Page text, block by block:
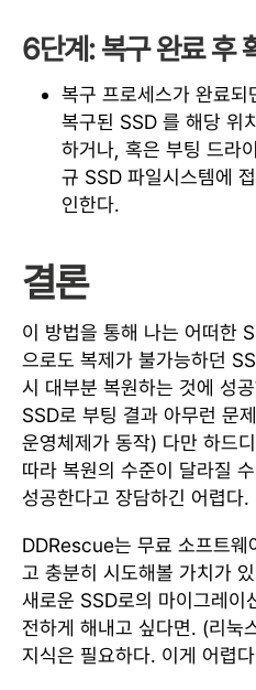
6단계: 복구 완료 후
복구 프로세스가 완료되
복구된 SSD 를 해당 위
하거나, 혹은 부팅 드라
규 SSD 파일시스템에
인한다.
결론
이 방법을 통해 나는 어떠한
으로도 복제가 불가능하던
시 대부분 복원하는 것에 성
SSD로 부팅 결과 아무런 문
운영체제가 동작) 다만 하드
따라 복원의 수준이 달라질
성공한다고 장담하긴 어렵다.
DDRescue는 무료 소프트웨
고 충분히 시도해볼 가치가
새로운 SSD로의 마이그레이
전하게 해내고 싶다면. (리눅
지식은 필요하다. 이게 어렵